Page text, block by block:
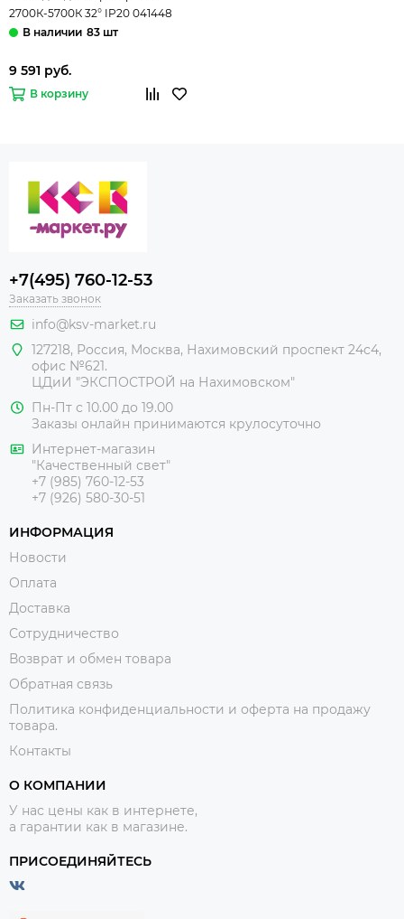
2700К-5700К 32° IP20 041448
чёрный SP-ARTE-SIX-L227-3W
83 шт
9 591 руб.
В корзину
+7(495) 760-12-53
Заказать звонок
info@ksv-market.ru
127218, Россия, Москва, Нахимовский проспект 24с4,
офис №621.
ЦДиИ "ЭКСПОСТРОЙ на Нахимовском"
Пн-Пт с 10.00 до 19.00
Заказы онлайн принимаются крулосуточно
Интернет-магазин
"Качественный свет"
+7 (985) 760-12-53
+7 (926) 580-30-51
ИНФОРМАЦИЯ
Новости
Оплата
Доставка
Сотрудничество
Возврат и обмен товара
Обратная связь
Политика конфиденциальности и оферта на продажу
товара.
Контакты
О КОМПАНИИ
У нас цены как в интернете,
а гарантии как в магазине.
ПРИСОЕДИНЯЙТЕСЬ